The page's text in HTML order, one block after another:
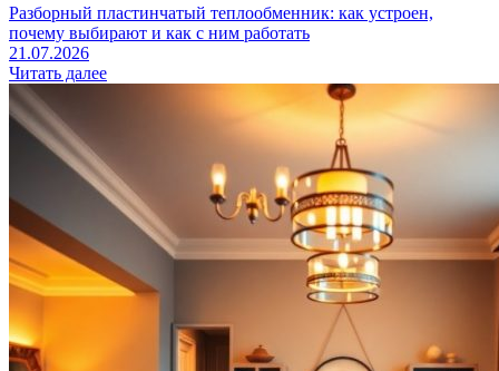
Разборный пластинчатый теплообменник: как устроен,
почему выбирают и как с ним работать
21.07.2026
Читать далее